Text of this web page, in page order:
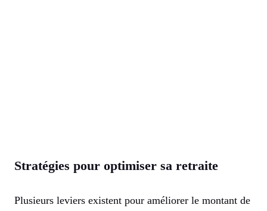
Stratégies pour optimiser sa retraite
Plusieurs leviers existent pour améliorer le montant de